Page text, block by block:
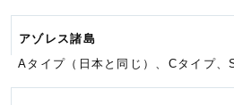
アゾレス諸島
Aタイプ（日本と同じ）、Cタイプ、